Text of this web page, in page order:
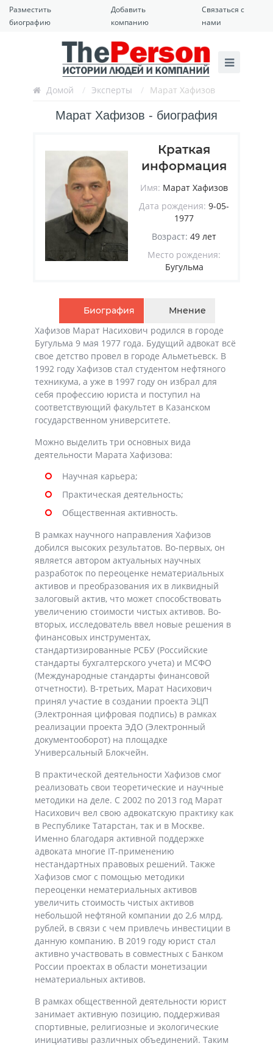
Разместить
биографию
Добавить
компанию
Связаться с
нами
Домой / Эксперты / Марат Хафизов
Марат Хафизов - биография
Краткая
информация
Имя: Марат Хафизов
Дата рождения: 9-05-
1977
Возраст: 49 лет
Место рождения:
Бугульма
Биография Мнение
Хафизов Марат Насихович родился в городе
Бугульма 9 мая 1977 года. Будущий адвокат всё
свое детство провел в городе Альметьевск. В
1992 году Хафизов стал студентом нефтяного
техникума, а уже в 1997 году он избрал для
себя профессию юриста и поступил на
соответствующий факультет в Казанском
государственном университете.
Можно выделить три основных вида
деятельности Марата Хафизова:
Научная карьера;
Практическая деятельность;
Общественная активность.
В рамках научного направления Хафизов
добился высоких результатов. Во-первых, он
является автором актуальных научных
разработок по переоценке нематериальных
активов и преобразования их в ликвидный
залоговый актив, что может способствовать
увеличению стоимости чистых активов. Во-
вторых, исследователь ввел новые решения в
финансовых инструментах,
стандартизированные РСБУ (Российские
стандарты бухгалтерского учета) и МСФО
(Международные стандарты финансовой
отчетности). В-третьих, Марат Насихович
принял участие в создании проекта ЭЦП
(Электронная цифровая подпись) в рамках
реализации проекта ЭДО (Электронный
документооборот) на площадке
Универсальный Блокчейн.
В практической деятельности Хафизов смог
реализовать свои теоретические и научные
методики на деле. С 2002 по 2013 год Марат
Насихович вел свою адвокатскую практику как
в Республике Татарстан, так и в Москве.
Именно благодаря активной поддержке
адвоката многие IT-применению
нестандартных правовых решений. Также
Хафизов смог с помощью методики
переоценки нематериальных активов
увеличить стоимость чистых активов
небольшой нефтяной компании до 2,6 млрд.
рублей, в связи с чем привлечь инвестиции в
данную компанию. В 2019 году юрист стал
активно участвовать в совместных с Банком
России проектах в области монетизации
нематериальных активов.
В рамках общественной деятельности юрист
занимает активную позицию, поддерживая
спортивные, религиозные и экологические
инициативы различных объединений. Таким